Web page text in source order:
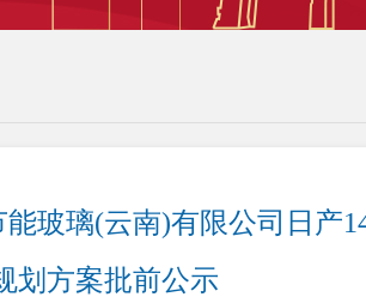
玻璃(云南)有限公司日产
划方案批前公示